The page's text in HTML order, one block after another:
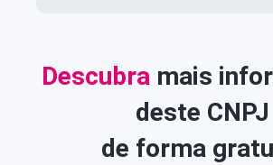
Descubra mais
deste CNPJ
de forma